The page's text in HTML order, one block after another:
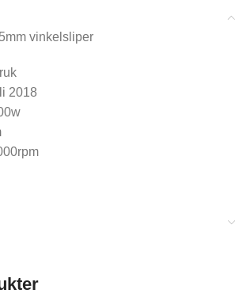
vinkelsliper
2018